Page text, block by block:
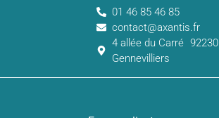
01 46 85 46 85
contact@axantis.fr
4 allée du Carré 92230
Gennevilliers